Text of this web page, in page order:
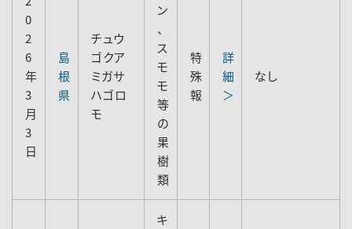
0
2
6
年
3
月
3
日
島
根
県
チュウ
ゴクア
ミガサ
ハゴロ
モ
ン
、
ス
モ
モ
等
の
果
樹
類
特
殊
報
詳
細
＞
なし
キ